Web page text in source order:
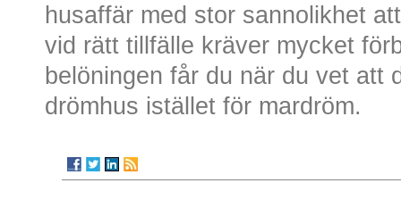
husaffär med stor sannolikhet
vid rätt tillfälle kräver mycket
belöningen får du när du vet att
drömhus istället för mardröm.